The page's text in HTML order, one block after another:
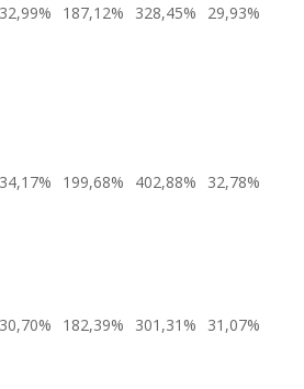
32,99% 187,12% 328,45% 29,93%
34,17% 199,68% 402,88% 32,78%
30,70% 182,39% 301,31% 31,07%